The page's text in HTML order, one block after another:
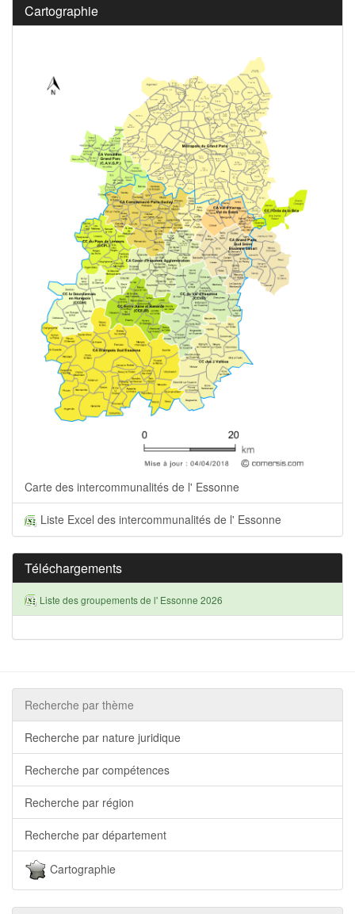
Cartographie
Carte des intercommunalités de l' Essonne
Liste Excel des intercommunalités de l' Essonne
Téléchargements
Liste des groupements de l' Essonne 2026
Recherche par thème
Recherche par nature juridique
Recherche par compétences
Recherche par région
Recherche par département
Cartographie